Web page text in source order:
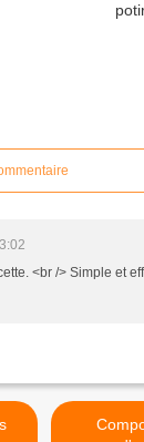
<br /> Simple et